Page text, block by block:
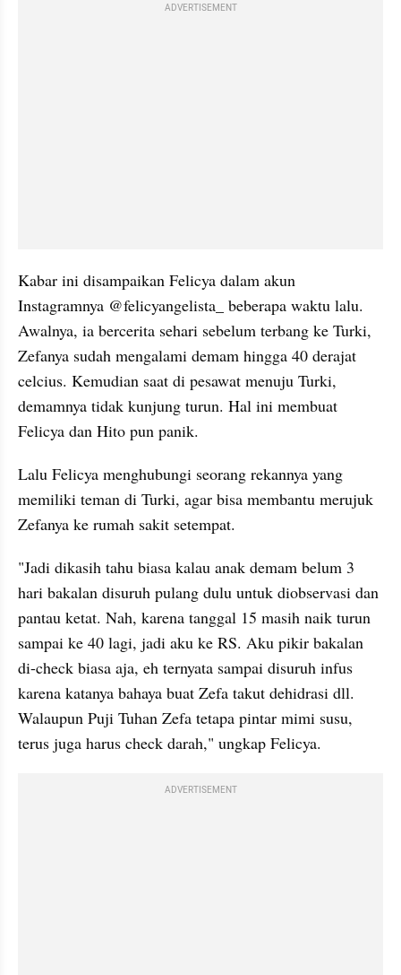
ADVERTISEMENT
Kabar ini disampaikan Felicya dalam akun
Instagramnya @felicyangelista_ beberapa waktu lalu.
Awalnya, ia bercerita sehari sebelum terbang ke Turki,
Zefanya sudah mengalami demam hingga 40 derajat
celcius. Kemudian saat di pesawat menuju Turki,
demamnya tidak kunjung turun. Hal ini membuat
Felicya dan Hito pun panik.
Lalu Felicya menghubungi seorang rekannya yang
memiliki teman di Turki, agar bisa membantu merujuk
Zefanya ke rumah sakit setempat.
"Jadi dikasih tahu biasa kalau anak demam belum 3
hari bakalan disuruh pulang dulu untuk diobservasi dan
pantau ketat. Nah, karena tanggal 15 masih naik turun
sampai ke 40 lagi, jadi aku ke RS. Aku pikir bakalan
di-check biasa aja, eh ternyata sampai disuruh infus
karena katanya bahaya buat Zefa takut dehidrasi dll.
Walaupun Puji Tuhan Zefa tetapa pintar mimi susu,
terus juga harus check darah," ungkap Felicya.
ADVERTISEMENT